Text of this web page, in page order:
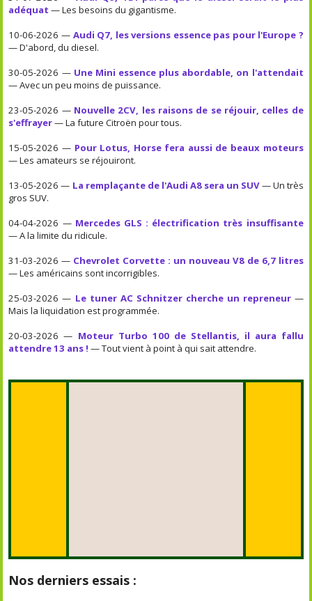
adéquat — Les besoins du gigantisme.
10-06-2026 — Audi Q7, les versions essence pas pour l'Europe ?
— D'abord, du diesel.
30-05-2026 — Une Mini essence plus abordable, on l'attendait
— Avec un peu moins de puissance.
23-05-2026 — Nouvelle 2CV, les raisons de se réjouir, celles de
s'effrayer— La future Citroën pour tous.
15-05-2026 — Pour Lotus, Horse fera aussi de beaux moteurs
— Les amateurs se réjouiront.
13-05-2026 — La remplaçante de l'Audi A8 sera un SUV— Un très
gros SUV.
04-04-2026 — Mercedes GLS : électrification très insuffisante
— A la limite du ridicule.
31-03-2026 — Chevrolet Corvette : un nouveau V8 de 6,7 litres
— Les américains sont incorrigibles.
25-03-2026 — Le tuner AC Schnitzer cherche un repreneur—
Mais la liquidation est programmée.
20-03-2026 — Moteur Turbo 100 de Stellantis, il aura fallu
attendre 13 ans ! — Tout vient à point à qui sait attendre.
Nos derniers essais :